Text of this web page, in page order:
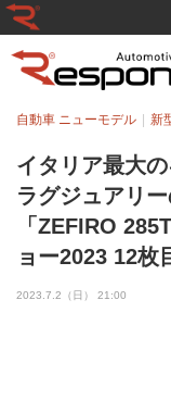
イタリア最大
ラグジュアリ
「ZEFIRO
ョー2023 12枚
自動車 ニューモデル 新
2023.7.2（日） 21:00